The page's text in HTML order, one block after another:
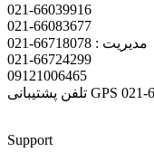
021-66039916
021-66083677
مدیریت : 66718078-021
021-66724299
09121006465
Support